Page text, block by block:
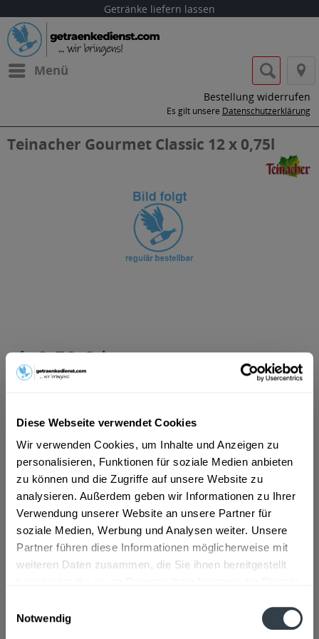
Diese Webseite verwendet Cookies
Wir verwenden Cookies, um Inhalte und Anzeigen zu
personalisieren, Funktionen für soziale Medien anbieten
zu können und die Zugriffe auf unsere Website zu
analysieren. Außerdem geben wir Informationen zu Ihrer
Verwendung unserer Website an unsere Partner für
soziale Medien, Werbung und Analysen weiter. Unsere
Partner führen diese Informationen möglicherweise mit
weiteren Daten zusammen, die Sie ihnen bereitgestellt
Notwendig
Getränke liefern lassen
Menü
Bestellung widerrufen
Es gilt unsere Datenschutzerklärung
Teinacher Gourmet Classic 12 x 0,75l
ab 9,50 € *
Inhalt:9 Liter (1,06 € * / 1 Liter)
MEHRWEG
+3,30 € Pfand
In denWarenkorb
Artikel-Nr.:
33984
Verfügbar in:
Pforzheim ,Eisingen,Ispringen,Keltern ,Kieselbronn,
Kämpfelbach,Königsbach-Stein,Neulingen,Remchingen